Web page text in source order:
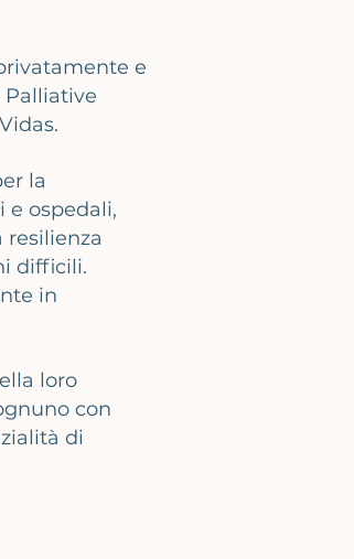
e
Palliative
la
e ospedali,
difficili.
in
loro
con
di